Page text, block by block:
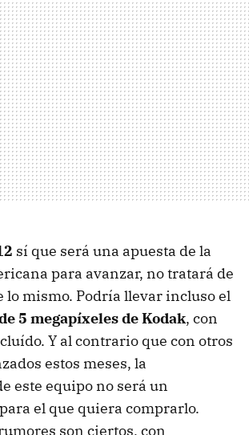
sí que será una apuesta de la
para avanzar, no tratará de
lo mismo. Podría llevar incluso el
5 megapíxeles de Kodak, con
Y al contrario que con otros
estos meses, la
este equipo no será un
el que quiera comprarlo.
son ciertos, con